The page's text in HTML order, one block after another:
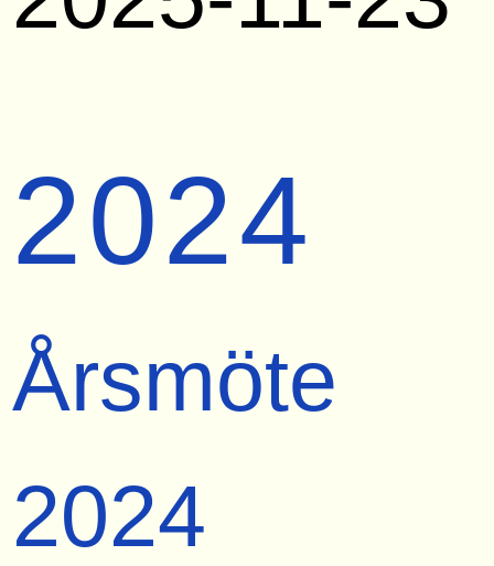
2024
Årsmöte
2024